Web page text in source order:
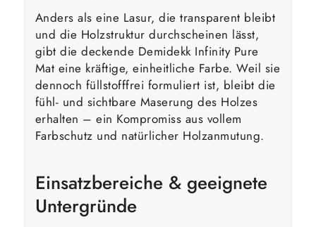
Anders als eine Lasur, die transparent bleibt
und die Holzstruktur durchscheinen lässt,
gibt die deckende Demidekk Infinity Pure
Mat eine kräftige, einheitliche Farbe. Weil sie
dennoch füllstofffrei formuliert ist, bleibt die
fühl- und sichtbare Maserung des Holzes
erhalten – ein Kompromiss aus vollem
Farbschutz und natürlicher Holzanmutung.
Einsatzbereiche & geeignete
Untergründe